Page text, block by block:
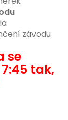
závodu
se
tak,